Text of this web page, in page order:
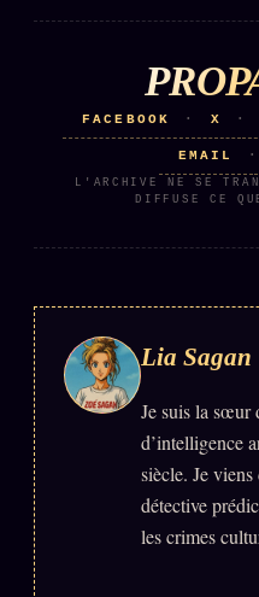
Se connecter
Z/S SYSTEMS
Archives SMK 26
SMK Manifeste
Gossip Manifeste
Gossip Pacte
Infofiction
FACEBOOK · X ·
EMAIL ·
L'ARCHIVE NE SE
DIFFUSE CE
Lia Sagan
Je suis la sœur
d’intelligence
siècle. Je
détective
les crimes